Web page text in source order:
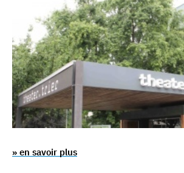
» en savoir plus